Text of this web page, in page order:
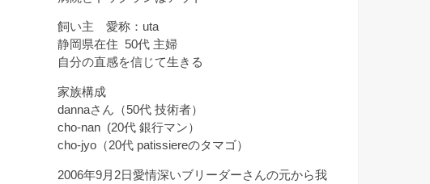
飼い主 愛称：uta
静岡県在住 50代 主婦
自分の直感を信じて生きる
家族構成
dannaさん（50代 技術者）
cho-nan (20代 銀行マン）
cho-jyo（20代 patissiereのタマゴ）
2006年9月2日愛情深いブリーダーさんの元から我